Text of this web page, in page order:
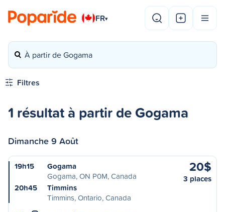
FR▾
À partir de Gogama
Filtres
1 résultat à partir de Gogama
Dimanche 9 Août
19h15
Gogama
Gogama, ON P0M, Canada
20h45
Timmins
Timmins, Ontario, Canada
20$
3 places